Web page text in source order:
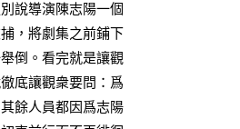
說導演陳志陽一個
，將劇集之前鋪下
倒。看完就是讓觀
底讓觀衆要問：爲
餘人員都因爲志陽